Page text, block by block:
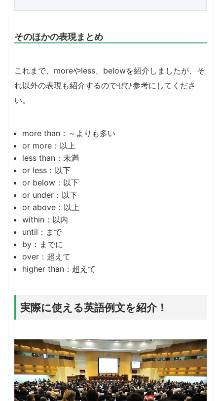
そのほかの表現まとめ
これまで、moreやless、belowを紹介しましたが、そ
れ以外の表現も紹介するのでぜひ参考にしてくださ
い。
more than：～よりも多い
or more：以上
less than：未満
or less：以下
or below：以下
or under：以下
or above：以上
within：以内
until：まで
by：までに
over：超えて
higher than：超えて
実際に使える英語例文を紹介！